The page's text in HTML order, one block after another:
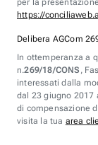
per la
https://
Delibera AGCom
In ottemperanza a
n.269/18/CONS ,
interessati dalla
dal 23 giugno 2017
di compensazione
visita la tua area